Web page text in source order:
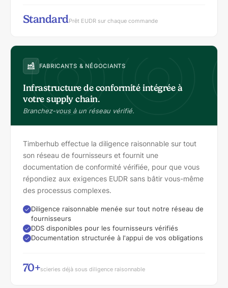
StandardPrêt EUDR sur chaque commande
FABRICANTS & NÉGOCIANTS
Infrastructure de conformité intégrée à
votre supply chain.
Branchez-vous à un réseau vérifié.
Timberhub effectue la diligence raisonnable sur tout
son réseau de fournisseurs et fournit une
documentation de conformité vérifiée, pour que vous
répondiez aux exigences EUDR sans bâtir vous-même
des processus complexes.
Diligence raisonnable menée sur tout notre réseau de
fournisseurs
DDS disponibles pour les fournisseurs vérifiés
Documentation structurée à l'appui de vos obligations
70+scieries déjà sous diligence raisonnable